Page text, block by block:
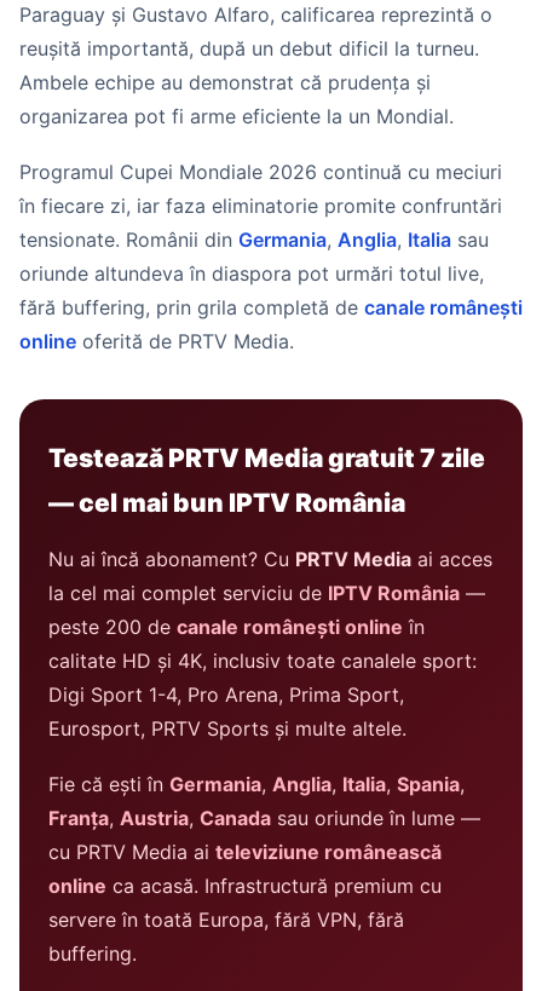
Paraguay și Gustavo Alfaro, calificarea reprezintă o
reușită importantă, după un debut dificil la turneu.
Ambele echipe au demonstrat că prudența și
organizarea pot fi arme eficiente la un Mondial.
Programul Cupei Mondiale 2026 continuă cu meciuri
în fiecare zi, iar faza eliminatorie promite confruntări
tensionate. Românii din Germania, Anglia, Italia sau
oriunde altundeva în diaspora pot urmări totul live,
fără buffering, prin grila completă de canale românești
online oferită de PRTV Media.
Testează PRTV Media gratuit 7 zile
— cel mai bun IPTV România
Nu ai încă abonament? Cu PRTV Media ai acces
la cel mai complet serviciu de IPTV România —
peste 200 de canale românești online în
calitate HD și 4K, inclusiv toate canalele sport:
Digi Sport 1-4, Pro Arena, Prima Sport,
Eurosport, PRTV Sports și multe altele.
Fie că ești în Germania, Anglia, Italia, Spania,
Franța, Austria, Canada sau oriunde în lume —
cu PRTV Media ai televiziune românească
online ca acasă. Infrastructură premium cu
servere în toată Europa, fără VPN, fără
buffering.